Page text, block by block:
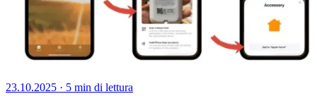
23.10.2025 · 5 min di lettura